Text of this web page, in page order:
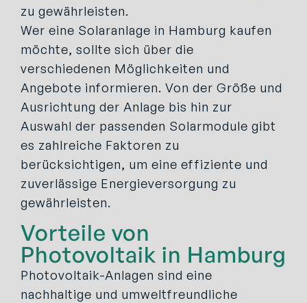
zu gewährleisten.
Wer eine Solaranlage in Hamburg kaufen
möchte, sollte sich über die
verschiedenen Möglichkeiten und
Angebote informieren. Von der Größe und
Ausrichtung der Anlage bis hin zur
Auswahl der passenden Solarmodule gibt
es zahlreiche Faktoren zu
berücksichtigen, um eine effiziente und
zuverlässige Energieversorgung zu
gewährleisten.
Vorteile von
Photovoltaik in Hamburg
Photovoltaik-Anlagen sind eine
nachhaltige und umweltfreundliche